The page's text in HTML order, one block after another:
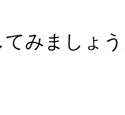
みましょ